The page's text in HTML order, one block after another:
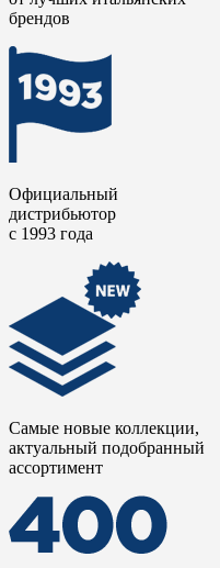
брендов
Официальный
дистрибьютор
с 1993 года
Самые новые коллекции,
актуальный подобранный
ассортимент